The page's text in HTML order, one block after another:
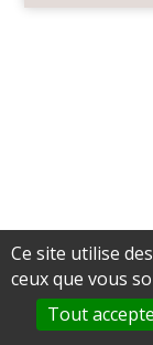
Ce site utilise
ceux que vous
Tout